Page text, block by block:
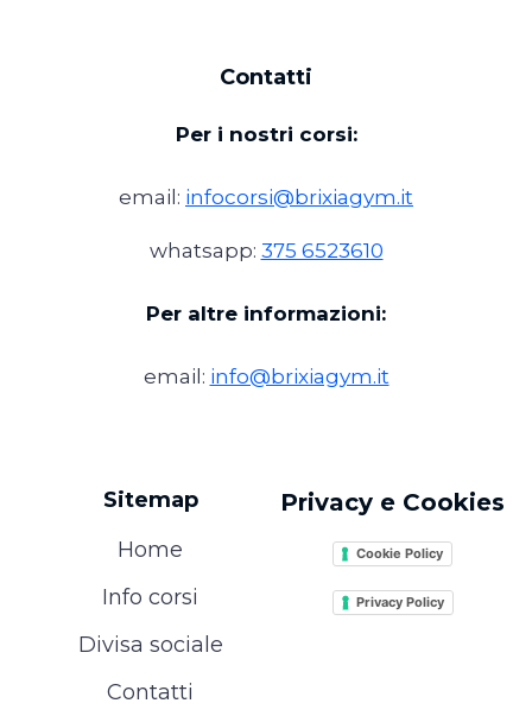
Contatti
Per i nostri corsi:
email: infocorsi@brixiagym.it
whatsapp: 375 6523610
Per altre informazioni:
email: info@brixiagym.it
Sitemap
Home
Info corsi
Divisa sociale
Contatti
Privacy e Cookies
Cookie Policy
Privacy Policy